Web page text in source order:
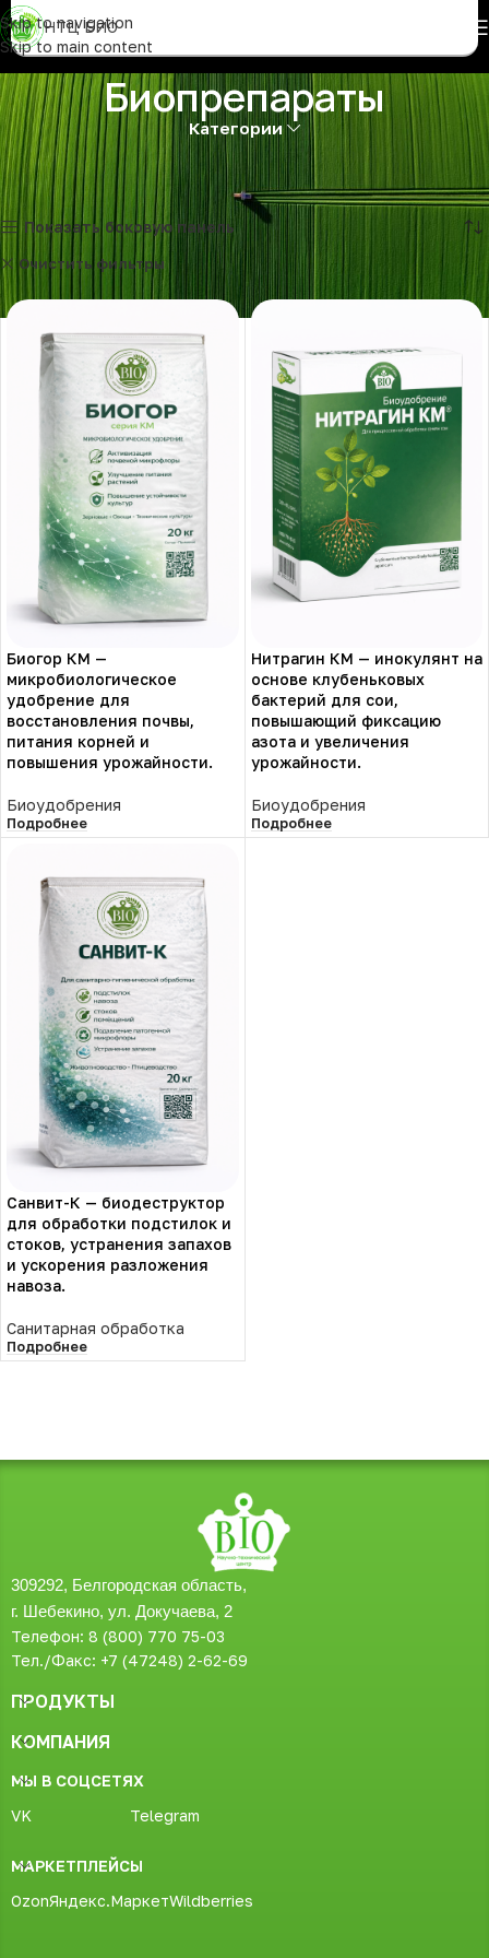
Skip to navigation
Skip to main content
НТЦ БИО
Биопрепараты
Категории
Показаны все результаты (3)
Показать боковую панель
Очистить фильтры Биоудобрения Санитарная обработка
Биогор КМ —
микробиологическое
удобрение для
восстановления почвы,
питания корней и
повышения урожайности.
Биоудобрения
Подробнее
Нитрагин КМ — инокулянт на
основе клубеньковых
бактерий для сои,
повышающий фиксацию
азота и увеличения
урожайности.
Биоудобрения
Подробнее
Санвит-К — биодеструктор
для обработки подстилок и
стоков, устранения запахов
и ускорения разложения
навоза.
Санитарная обработка
Подробнее
309292, Белгородская область,
г. Шебекино, ул. Докучаева, 2
Телефон: 8 (800) 770 75-03
Тел./Факс: +7 (47248) 2-62-69
ПРОДУКТЫ
КОМПАНИЯ
МЫ В СОЦСЕТЯХ
VK
Telegram
МАРКЕТПЛЕЙСЫ
OzonЯндекс.МаркетWildberries